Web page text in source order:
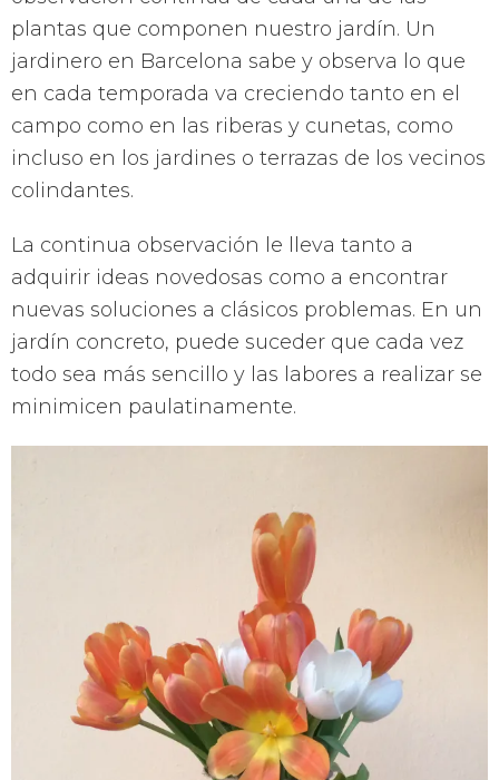
plantas que componen nuestro jardín. Un
jardinero en Barcelona sabe y observa lo que
en cada temporada va creciendo tanto en el
campo como en las riberas y cunetas, como
incluso en los jardines o terrazas de los vecinos
colindantes.
La continua observación le lleva tanto a
adquirir ideas novedosas como a encontrar
nuevas soluciones a clásicos problemas. En un
jardín concreto, puede suceder que cada vez
todo sea más sencillo y las labores a realizar se
minimicen paulatinamente.